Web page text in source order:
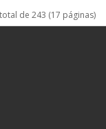
de 243 (17 páginas)